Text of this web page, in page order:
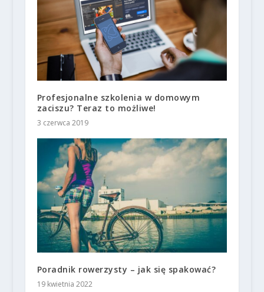
Profesjonalne szkolenia w domowym
zaciszu? Teraz to możliwe!
3 czerwca 2019
Poradnik rowerzysty – jak się spakować?
19 kwietnia 2022